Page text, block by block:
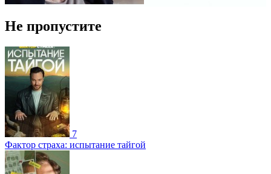
Не пропустите
7
Фактор страха: испытание тайгой